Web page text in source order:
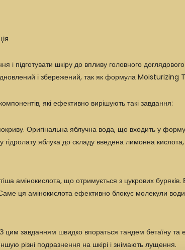
і підготувати шкіру до впливу головного
і збережений, так як формула Moisturizing
які ефективно вирішують такі завдання:
Оригінальна яблучна вода, що входить у
гідролату яблука до складу введена лимонна
амінокислота, що отримується з цукрових
ця амінокислота ефективно блокує молекули
завданням швидко впораться тандем бетаїну та
різні подразнення на шкірі і знімають лущення.